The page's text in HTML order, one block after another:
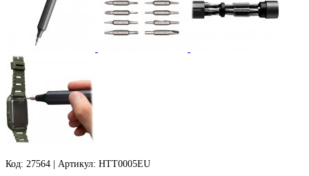
Код: 27564 | Артикул: HTT0005EU